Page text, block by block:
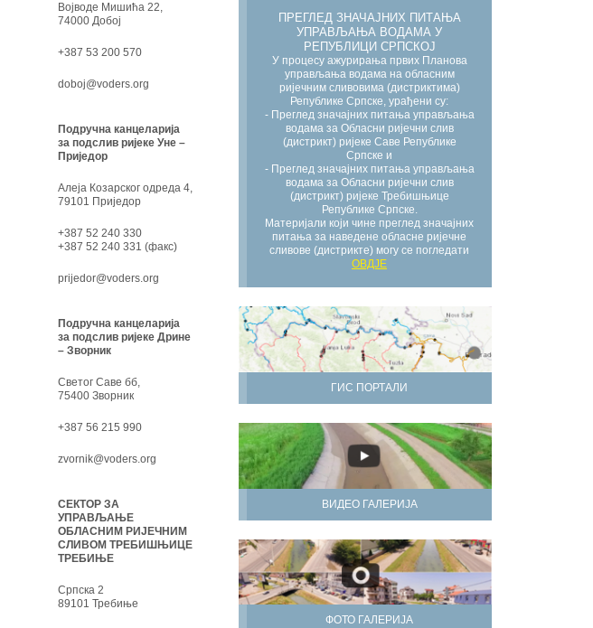
ПРЕГЛЕД ЗНАЧАЈНИХ ПИТАЊА
УПРАВЉАЊА ВОДАМА У
РЕПУБЛИЦИ СРПСКОЈ
У процесу ажурирања првих Планова
управљања водама на обласним
ријечним сливовима (дистриктима)
Републике Српске, урађени су:
- Преглед значајних питања управљања
водама за Обласни ријечни слив
(дистрикт) ријеке Саве Републике
Српске и
- Преглед значајних питања управљања
водама за Обласни ријечни слив
(дистрикт) ријеке Требишњице
Републике Српске.
Материјали који чине преглед значајних
питања за наведене обласне ријечне
сливове (дистрикте) могу се погледати
ОВДЈЕ
ГИС ПОРТАЛИ
ВИДЕО ГАЛЕРИЈА
ФОТО ГАЛЕРИЈА
Војводе Мишића 22,
74000 Добој
+387 53 200 570
doboj@voders.org
Подручна канцеларија
за подслив ријеке Уне –
Приједор
Алеја Козарског одреда 4,
79101 Приједор
+387 52 240 330
+387 52 240 331 (факс)
prijedor@voders.org
Подручна канцеларија
за подслив ријеке Дрине
– Зворник
Светог Саве бб,
75400 Зворник
+387 56 215 990
zvornik@voders.org
СЕКТОР ЗА
УПРАВЉАЊЕ
ОБЛАСНИМ РИЈЕЧНИМ
СЛИВОМ ТРЕБИШЊИЦЕ
ТРЕБИЊЕ
Српска 2
89101 Требиње